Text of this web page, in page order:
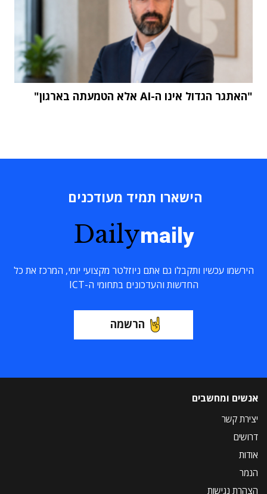
"האתגר הגדול אינו ה-AI אלא הטמעתה בארגון"
הישארו תמיד מעודכנים
Dailymaily
הירשמו עכשיו ותקבלו גם אתם ניוזלטר מקצועי יומי, המרכז את כל
החדשות והעדכונים בתחומי ה-ICT
הרשמה
אנשים ומחשבים
יצירת קשר
דרושים
אודות
הנמר
הצהרת נגישות